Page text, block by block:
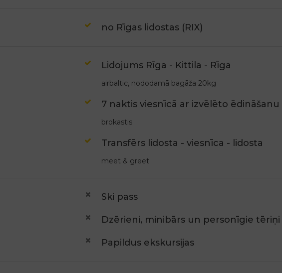
no Rīgas lidostas (RIX)
Lidojums Rīga - Kittila - Rīga
airbaltic, nododamā bagāža 20kg
7 naktis viesnīcā ar izvēlēto ēdināšanu
brokastis
Transfērs lidosta - viesnīca - lidosta
meet & greet
Ski pass
Dzērieni, minibārs un personīgie tēriņi
Papildus ekskursijas